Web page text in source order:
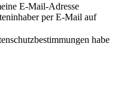
E-Mail-Adresse
per E-Mail auf
habe